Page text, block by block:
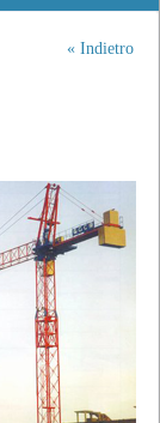
« Indietro